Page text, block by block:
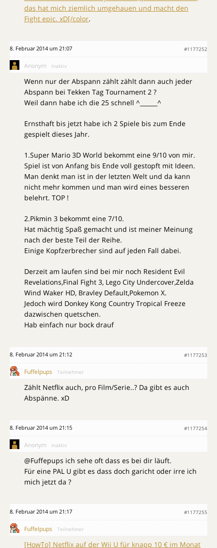
das hat mich ziemlich umgehauen und macht den
Fight epic. xD[/color.
8. Februar 2014 um 21:07 #1177252
Anonym Inaktiv
Wenn nur der Abspann zählt zählt dann auch jeder
Abspann bei Tekken Tag Tournament 2 ?
Weil dann habe ich die 25 schnell ^______^
Ernsthaft bis jetzt habe ich 2 Spiele bis zum Ende
gespielt dieses Jahr.
1.Super Mario 3D World bekommt eine 9/10 von mir.
Spiel ist von Anfang bis Ende voll gestopft mit Ideen.
Man denkt man ist in der letzten Welt und da kann
nicht mehr kommen und man wird eines besseren
belehrt. TOP !
2.Pikmin 3 bekommt eine 7/10.
Hat mächtig Spaß gemacht und ist meiner Meinung
nach der beste Teil der Reihe.
Einige Kopfzerbrecher sind auf jeden Fall dabei.
Derzeit am laufen sind bei mir noch Resident Evil
Revelations,Final Fight 3, Lego City Undercover,Zelda
Wind Waker HD, Bravley Default,Pokemon X.
Jedoch wird Donkey Kong Country Tropical Freeze
dazwischen quetschen.
Hab einfach nur bock drauf
8. Februar 2014 um 21:12 #1177253
Fuffelpups Teilnehmer
Zählt Netflix auch, pro Film/Serie..? Da gibt es auch
Abspänne. xD
8. Februar 2014 um 21:15 #1177254
Anonym Inaktiv
@Fuffepups ich sehe oft dass es bei dir läuft.
Für eine PAL U gibt es dass doch garicht oder irre ich
mich jetzt da ?
8. Februar 2014 um 21:17 #1177255
Fuffelpups Teilnehmer
[HowTo] Netflix auf der Wii U für knapp 10 € im Monat